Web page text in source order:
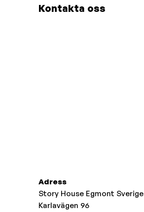
Kontakta oss
Adress
Story House Egmont Sverige
Karlavägen 96